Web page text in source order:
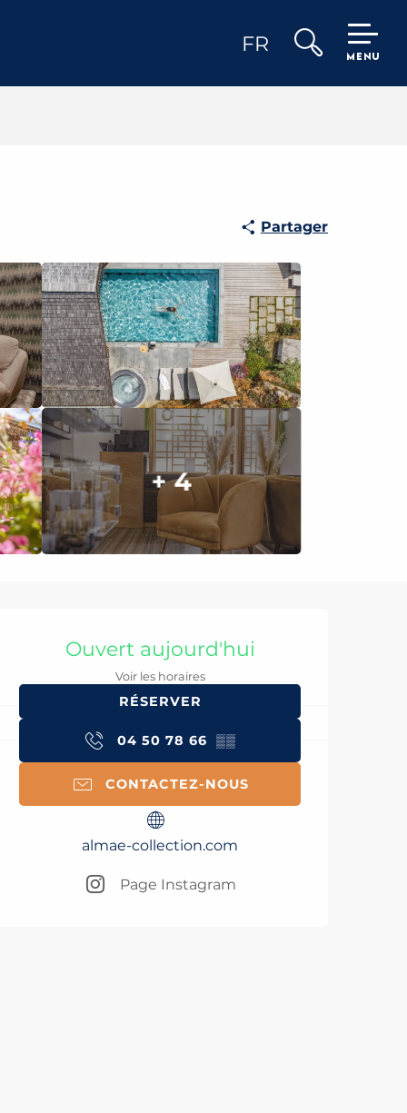
FR
MENU
Partager
+ 4
Ouverture et
Ouvert aujourd'hui
Voir les horaires
RÉSERVER
04 50 78 66 ▒▒
CONTACTEZ-NOUS
almae-collection.com
Page Instagram